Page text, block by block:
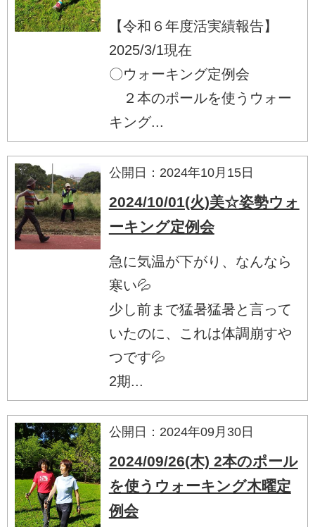
【令和６年度活実績報告】
2025/3/1現在
〇ウォーキング定例会
２本のポールを使うウォー
キング...
公開日：2024年10月15日
2024/10/01(火)美☆姿勢ウォ
ーキング定例会
急に気温が下がり、なんなら
寒い💦
少し前まで猛暑猛暑と言って
いたのに、これは体調崩すや
つです💦
2期...
公開日：2024年09月30日
2024/09/26(木) 2本のポール
を使うウォーキング木曜定
例会